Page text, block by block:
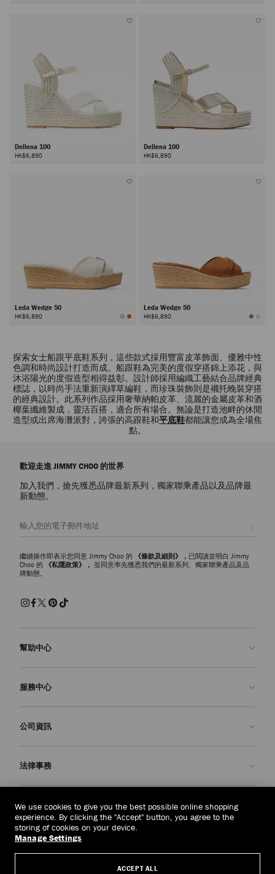
Dellena 100
HK$6,890
Dellena 100
HK$6,890
Leda Wedge 50
HK$6,890
Leda Wedge 50
HK$6,890
探索女士船跟平底鞋系列，這些款式採用豐富皮革飾面、優雅中性
色調和時尚設計打造而成。船跟鞋為完美的度假穿搭錦上添花，與
沐浴陽光的度假造型相得益彰。設計師採用編織工藝結合品牌經典
標誌，以時尚手法重新演繹草編鞋，而珍珠裝飾則是襯托晚裝穿搭
的經典設計。此系列作品採用奢華納帕皮革、流麗的金屬皮革和酒
椰葉纖維製成，靈活百搭，適合所有場合。無論是打造池畔的休閒
造型或出席海灘派對，誇張的高跟鞋和平底鞋都能讓您成為全場焦
點。
歡迎走進 JIMMY CHOO 的世界
加入我們，搶先獲悉品牌最新系列，獨家聯乘產品以及品牌最
新動態。
繼續操作即表示您同意 Jimmy Choo 的 《條款及細則》， 已閱讀並明白 Jimmy
Choo 的
《私隱政策》， 並同意率先獲悉我們的最新系列、獨家聯乘產品及品
牌動態。
幫助中心
常見問題解答
申請退貨
送貨
服務中心
定制服務
保修服務
公司資訊
我們的歷史
我們的影響與責任
我們的影響
匠心工藝
法律事務
條款與條件
被遺忘權
主體存取請求表
蒙古(HK$)
We use cookies to give you the best possible online shopping
experience. By clicking the "Accept" button, you agree to the
storing of cookies on your device.
Manage Settings
ACCEPT ALL